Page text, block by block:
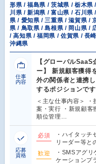
形県 / 福島県 / 茨城県 / 栃木県
川県 / 新潟県 / 富山県 / 石川
県 / 愛知県 / 三重県 / 滋賀県 /
県 / 鳥取県 / 島根県 / 岡山県 /
/ 高知県 / 福岡県 / 佐賀県 / 長
沖縄県
仕事
内容
【グローバル
ー】 新規顧客獲得
外の関係者と連携
するポジションです
＜主な仕事内容＞
案・実行 ・新規顧客
順位管理…
応募
資格
必須
・ハイタッチ
リーダー等と
歓迎
・SMSアグ
ケーションプ